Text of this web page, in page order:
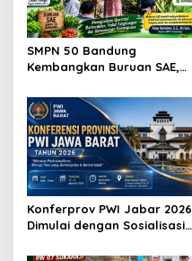
SMPN 50 Bandung
Kembangkan Buruan SAE,
RI Komisi X
Konferprov PWI Jabar 2026
Dimulai dengan Sosialisasi
Transparansi dan